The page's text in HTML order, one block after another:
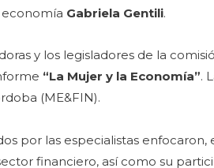
economía Gabriela Gentili.
y los legisladores de la
“La Mujer y la Economía”.
(ME&FIN).
por las especialistas enfocaron,
financiero, así como su